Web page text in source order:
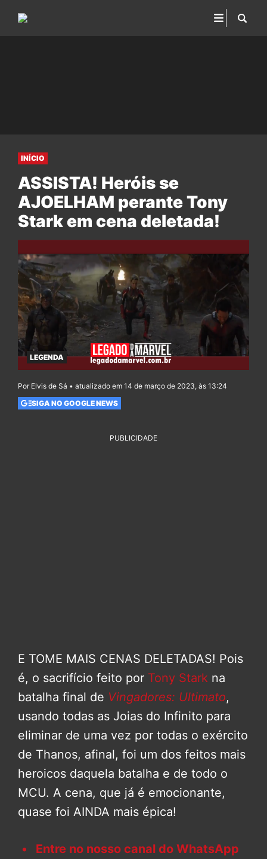
INÍCIO
ASSISTA! Heróis se
AJOELHAM perante Tony
Stark em cena deletada!
LEGENDA
Por Elvis de Sá • atualizado em 14 de março de 2023, às 13:24
SIGA NO GOOGLE NEWS
PUBLICIDADE
E TOME MAIS CENAS DELETADAS! Pois
é, o sacrifício feito por Tony Stark na
batalha final de Vingadores: Ultimato,
usando todas as Joias do Infinito para
eliminar de uma vez por todas o exército
de Thanos, afinal, foi um dos feitos mais
heroicos daquela batalha e de todo o
MCU. A cena, que já é emocionante,
quase foi AINDA mais épica!
Entre no nosso canal do WhatsApp